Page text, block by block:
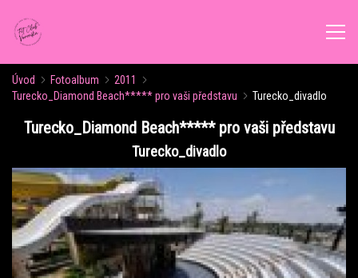
ÚVOD
ROZVRH CVIČENÍ
KALENDÁŘ AKCÍ
Úvod Fotoalbum
2011
Turecko_Diamond Beach***** pro vaši představu
Turecko_divadlo
Turecko_Diamond Beach***** pro vaši představu
Turecko_divadlo